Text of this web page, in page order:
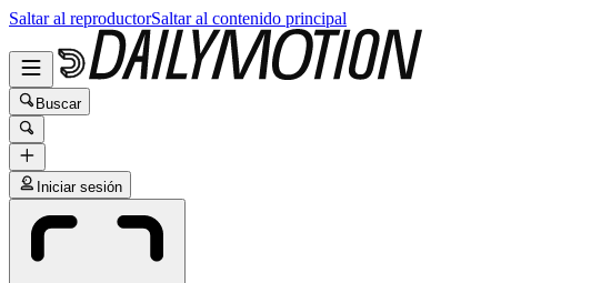
Saltar al reproductorSaltar al contenido principal
Buscar
Iniciar sesión